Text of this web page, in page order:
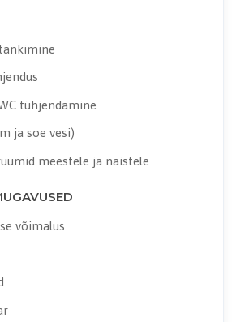
tühjendamine
ja soe vesi)
meestele ja naistele
võimalus